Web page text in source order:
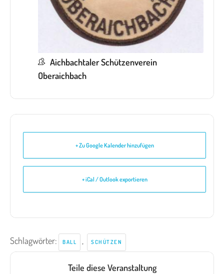
Aichbachtaler Schützenverein
Oberaichbach
+ Zu Google Kalender hinzufügen
+ iCal / Outlook exportieren
Schlagwörter: BALL , SCHÜTZEN
Teile diese Veranstaltung